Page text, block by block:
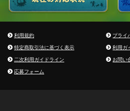
利用規約
プライ
特定商取引法に基づく表示
利用ガ
二次利用ガイドライン
お問い
応募フォーム